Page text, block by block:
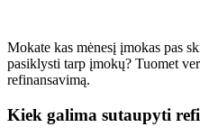
Mokate kas mėnesį įmokas pas
pasiklysti tarp įmokų? Tuomet
refinansavimą.
Kiek galima sutaupyti